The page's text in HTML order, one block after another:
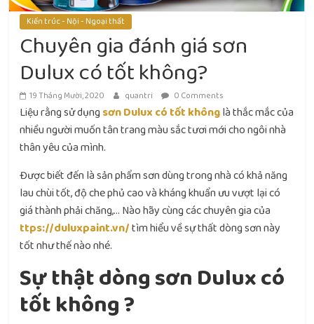
Kiến trúc - Nội - Ngoại thất
Chuyên gia đánh giá sơn
Dulux có tốt không?
19 Tháng Mười, 2020 quantri 0 Comments
Liệu rằng sử dụngsơn Dulux có tốt khônglà thắc mắc của
nhiều người muốn tân trang màu sắc tươi mới cho ngôi nhà
thân yêu của mình.
Được biết đến là sản phẩm sơn dùng trong nhà có khả năng
lau chùi tốt, độ che phủ cao và kháng khuẩn ưu vượt lại có
giá thành phải chăng,… Nào hãy cùng các chuyên gia của
ttps://duluxpaint.vn/tìm hiểu về sự thất dòng sơn này
tốt như thế nào nhé.
Sự thật dòng sơn Dulux có
tốt không ?